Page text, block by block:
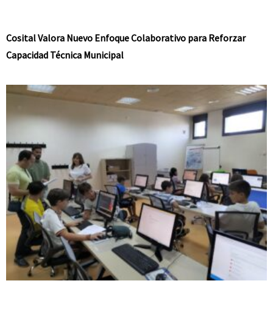
Cosital Valora Nuevo Enfoque Colaborativo para Reforzar
Capacidad Técnica Municipal